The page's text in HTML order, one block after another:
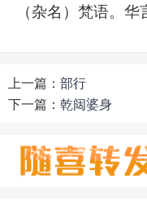
（杂名）梵语。
上一篇： 部行
下一篇： 乾闼婆身